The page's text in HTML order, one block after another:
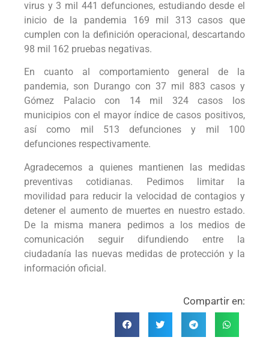
virus y 3 mil 441 defunciones, estudiando desde el
inicio de la pandemia 169 mil 313 casos que
cumplen con la definición operacional, descartando
98 mil 162 pruebas negativas.
En cuanto al comportamiento general de la
pandemia, son Durango con 37 mil 883 casos y
Gómez Palacio con 14 mil 324 casos los
municipios con el mayor índice de casos positivos,
así como mil 513 defunciones y mil 100
defunciones respectivamente.
Agradecemos a quienes mantienen las medidas
preventivas cotidianas. Pedimos limitar la
movilidad para reducir la velocidad de contagios y
detener el aumento de muertes en nuestro estado.
De la misma manera pedimos a los medios de
comunicación seguir difundiendo entre la
ciudadanía las nuevas medidas de protección y la
información oficial.
Compartir en: